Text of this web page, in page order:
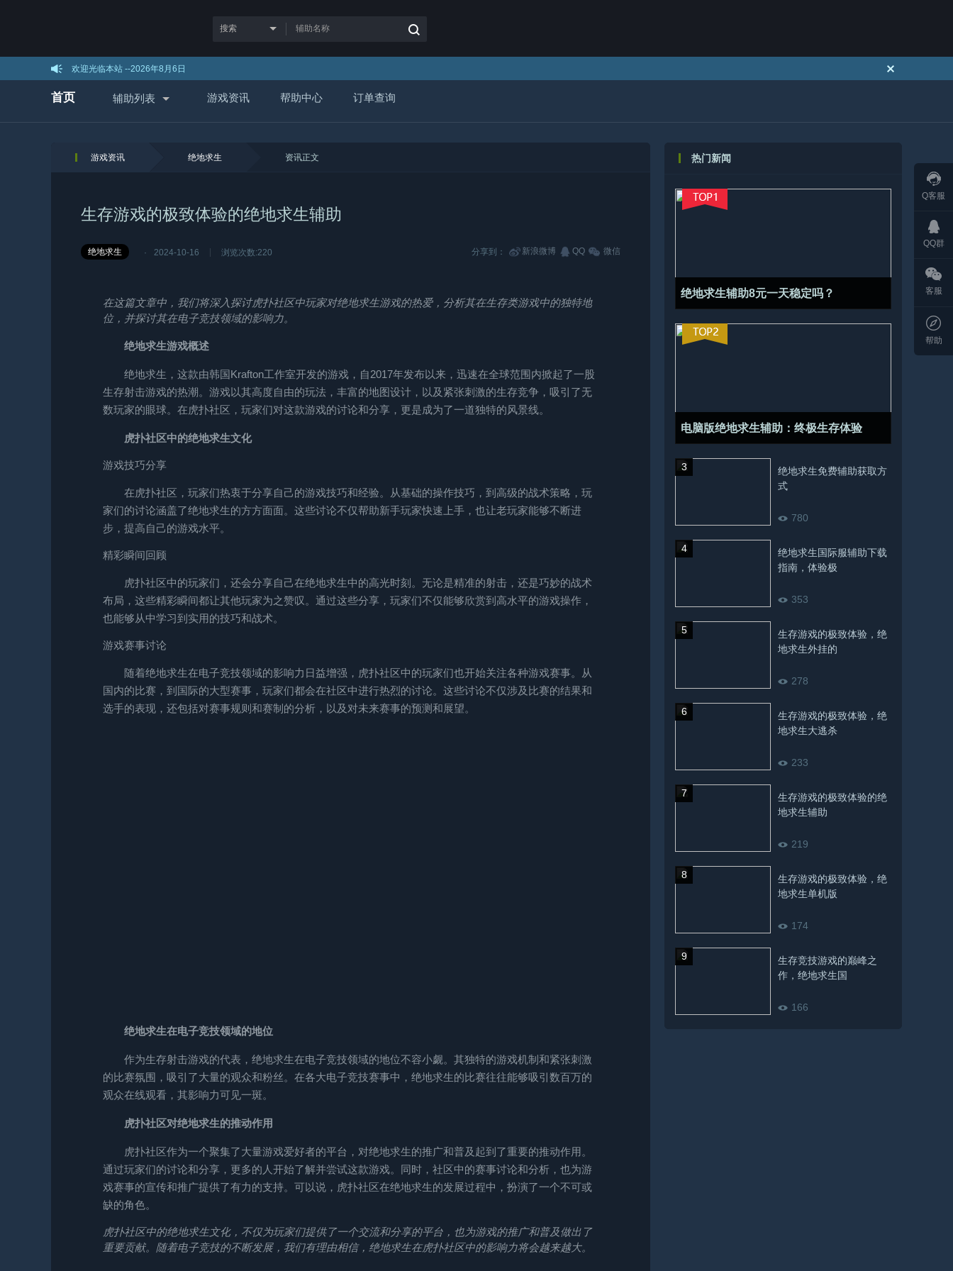
欢迎光临本站 --2026年8月6日
首页 辅助列表 游戏资讯 帮助中心 订单查询
游戏资讯 绝地求生 资讯正文
生存游戏的极致体验的绝地求生辅助
绝地求生 · 2024-10-16 浏览次数:220 分享到： 新浪微博 QQ 微信
在这篇文章中，我们将深入探讨虎扑社区中玩家对绝地求生游戏的热爱，分析其在生存类游戏中的独特地
位，并探讨其在电子竞技领域的影响力。
绝地求生游戏概述
绝地求生，这款由韩国Krafton工作室开发的游戏，自2017年发布以来，迅速在全球范围内掀起了一股
生存射击游戏的热潮。游戏以其高度自由的玩法，丰富的地图设计，以及紧张刺激的生存竞争，吸引了无
数玩家的眼球。在虎扑社区，玩家们对这款游戏的讨论和分享，更是成为了一道独特的风景线。
虎扑社区中的绝地求生文化
游戏技巧分享
在虎扑社区，玩家们热衷于分享自己的游戏技巧和经验。从基础的操作技巧，到高级的战术策略，玩
家们的讨论涵盖了绝地求生的方方面面。这些讨论不仅帮助新手玩家快速上手，也让老玩家能够不断进
步，提高自己的游戏水平。
精彩瞬间回顾
虎扑社区中的玩家们，还会分享自己在绝地求生中的高光时刻。无论是精准的射击，还是巧妙的战术
布局，这些精彩瞬间都让其他玩家为之赞叹。通过这些分享，玩家们不仅能够欣赏到高水平的游戏操作，
也能够从中学习到实用的技巧和战术。
游戏赛事讨论
随着绝地求生在电子竞技领域的影响力日益增强，虎扑社区中的玩家们也开始关注各种游戏赛事。从
国内的比赛，到国际的大型赛事，玩家们都会在社区中进行热烈的讨论。这些讨论不仅涉及比赛的结果和
选手的表现，还包括对赛事规则和赛制的分析，以及对未来赛事的预测和展望。
绝地求生在电子竞技领域的地位
作为生存射击游戏的代表，绝地求生在电子竞技领域的地位不容小觑。其独特的游戏机制和紧张刺激
的比赛氛围，吸引了大量的观众和粉丝。在各大电子竞技赛事中，绝地求生的比赛往往能够吸引数百万的
观众在线观看，其影响力可见一斑。
虎扑社区对绝地求生的推动作用
虎扑社区作为一个聚集了大量游戏爱好者的平台，对绝地求生的推广和普及起到了重要的推动作用。
通过玩家们的讨论和分享，更多的人开始了解并尝试这款游戏。同时，社区中的赛事讨论和分析，也为游
戏赛事的宣传和推广提供了有力的支持。可以说，虎扑社区在绝地求生的发展过程中，扮演了一个不可或
缺的角色。
虎扑社区中的绝地求生文化，不仅为玩家们提供了一个交流和分享的平台，也为游戏的推广和普及做出了
重要贡献。随着电子竞技的不断发展，我们有理由相信，绝地求生在虎扑社区中的影响力将会越来越大。
热门新闻
绝地求生辅助8元一天稳定吗？
电脑版绝地求生辅助：终极生存体验
绝地求生免费辅助获取方
式
780
绝地求生国际服辅助下载
指南，体验极
353
生存游戏的极致体验，绝
地求生外挂的
278
生存游戏的极致体验，绝
地求生大逃杀
233
生存游戏的极致体验的绝
地求生辅助
219
生存游戏的极致体验，绝
地求生单机版
174
生存竞技游戏的巅峰之
作，绝地求生国
166
Q客服
QQ群
客服
帮助